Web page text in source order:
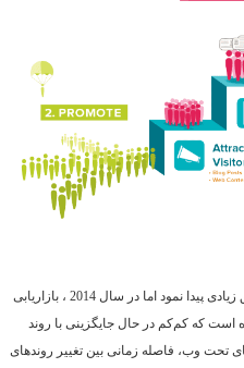
از سال 2012 بازاریابی مفهومی تحت وب رونق زیادی پیدا نمود اما در سال 2014 ، بازاریابی
است که کم‌کم در حال جایگزینی با روند
تحت وب، فاصله زمانی بین تغییر روندهای